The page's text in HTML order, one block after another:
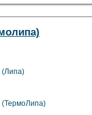
(Липа)
(ТермоЛипа)